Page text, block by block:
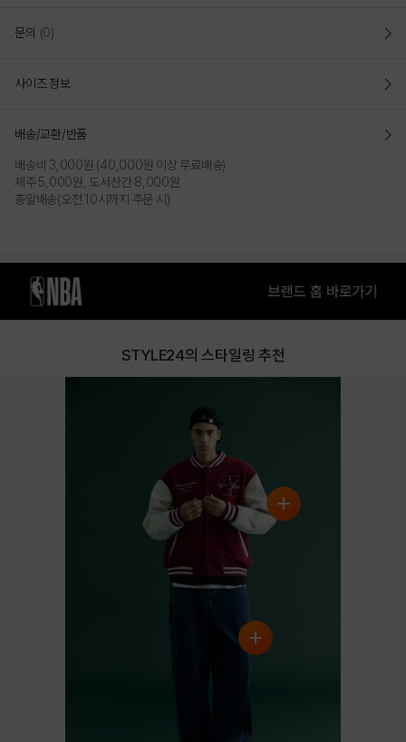
CAP_SC170(N255AP248P)
- 머리 둘레, 깊이, 챙 길이를 모두 늘려 큰 두상의 소비자들도 편안하게 착용 가능한 핏
- 후면 스트랩으로 사이즈를 조절하여 편안한 핏으로 착용 가능
문의 (0)
사이즈 정보
배송/교환/반품
배송비 3,000원 (40,000원 이상 무료배송)
제주 5,000원, 도서산간 8,000원
총알배송(오전 10시까지 주문 시)
STYLE24의 스타일링 추천